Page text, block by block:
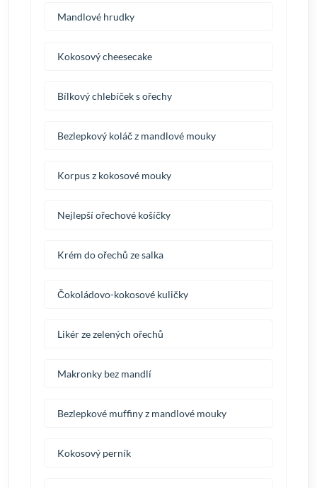
Mandlové hrudky
Kokosový cheesecake
Bílkový chlebíček s ořechy
Bezlepkový koláč z mandlové mouky
Korpus z kokosové mouky
Nejlepší ořechové košíčky
Krém do ořechů ze salka
Čokoládovo-kokosové kuličky
Likér ze zelených ořechů
Makronky bez mandlí
Bezlepkové muffiny z mandlové mouky
Kokosový perník